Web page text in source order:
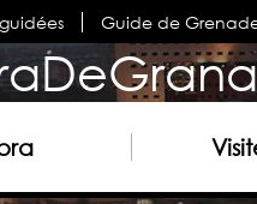
Guide de